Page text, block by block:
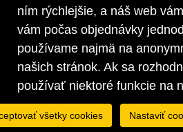
ním rýchlejšie, a náš web
vám počas objednávky
používame najmä na
našich stránok. Ak sa
používať niektoré funkcie na
všetky cookies Nastaviť